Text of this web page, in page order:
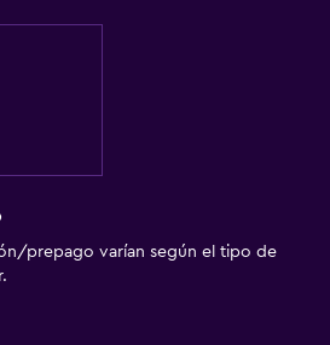
prepago varían según el tipo de